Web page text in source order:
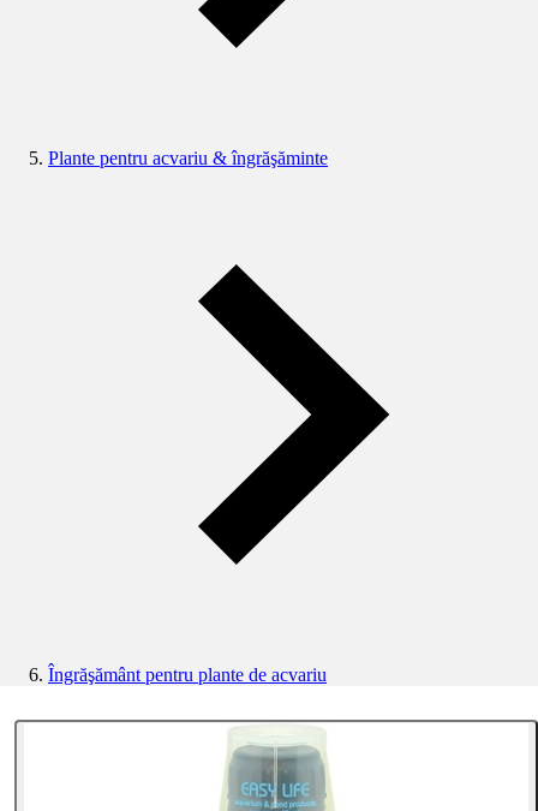
Plante pentru acvariu & îngrăşăminte
Îngrăşământ pentru plante de acvariu